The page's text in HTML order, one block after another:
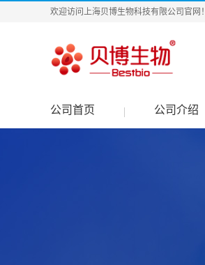
欢迎访问上海贝博生物科技有限公司官网！
公司首页 公司介绍